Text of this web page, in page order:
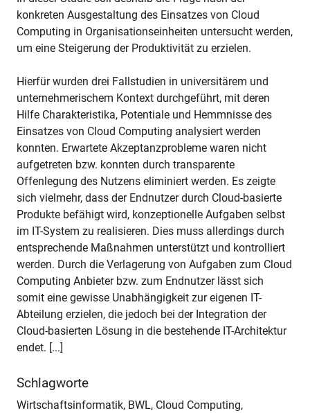
konkreten Ausgestaltung des Einsatzes von Cloud
Computing in Organisationseinheiten untersucht werden,
um eine Steigerung der Produktivität zu erzielen.
Hierfür wurden drei Fallstudien in universitärem und
unternehmerischem Kontext durchgeführt, mit deren
Hilfe Charakteristika, Potentiale und Hemmnisse des
Einsatzes von Cloud Computing analysiert werden
konnten. Erwartete Akzeptanzprobleme waren nicht
aufgetreten bzw. konnten durch transparente
Offenlegung des Nutzens eliminiert werden. Es zeigte
sich vielmehr, dass der Endnutzer durch Cloud-basierte
Produkte befähigt wird, konzeptionelle Aufgaben selbst
im IT-System zu realisieren. Dies muss allerdings durch
entsprechende Maßnahmen unterstützt und kontrolliert
werden. Durch die Verlagerung von Aufgaben zum Cloud
Computing Anbieter bzw. zum Endnutzer lässt sich
somit eine gewisse Unabhängigkeit zur eigenen IT-
Abteilung erzielen, die jedoch bei der Integration der
Cloud-basierten Lösung in die bestehende IT-Architektur
endet. [...]
Schlagworte
Wirtschaftsinformatik, BWL, Cloud Computing,